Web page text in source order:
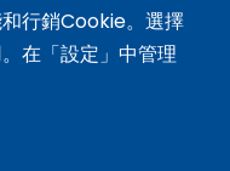
行銷Cookie。選擇
在「設定」中管理